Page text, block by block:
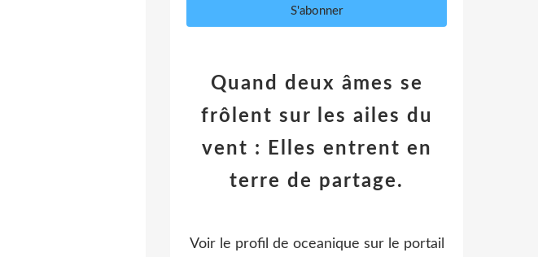
Quand deux âmes se
frôlent sur les ailes du
vent : Elles entrent en
terre de partage.
Voir le profil de oceanique sur le portail